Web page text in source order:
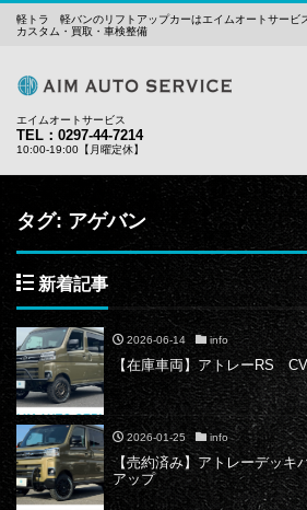
軽トラ 軽バンのリフトアップカーはエイムオートサービ
カスタム・買取・車検整備
エイムオートサービス
TEL：0297-44-7214
10:00-19:00【月曜定休】
タグ: アゲバン
新着記事
2026-06-14 info
【在庫車両】アトレーRS
2026-01-25 info
【売約済み】アトレーデッ
アップ